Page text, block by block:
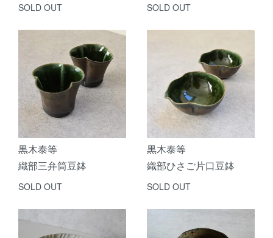
SOLD OUT SOLD OUT
黒木泰等
織部三弁筒豆鉢
SOLD OUT
黒木泰等
織部ひさご片口豆鉢
SOLD OUT